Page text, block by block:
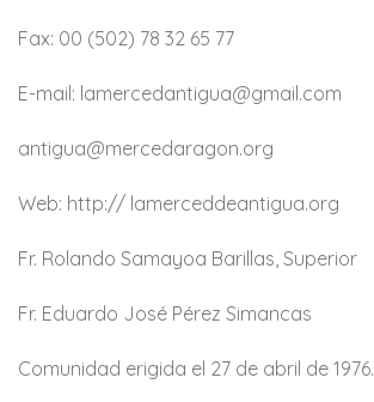
Fax: 00 (502) 78 32 65 77
E-mail: lamercedantigua@gmail.com
antigua@mercedaragon.org
Web: http:// lamerceddeantigua.org
Fr. Rolando Samayoa Barillas, Superior
Fr. Eduardo José Pérez Simancas
Comunidad erigida el 27 de abril de 1976.